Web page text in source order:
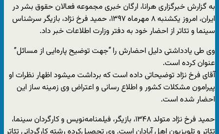
به گزارش خبرگزاری هرانا، ارگان خبری مجموعه فعالان حقوق بشر در
ایران، امروز یکشنبه ۸ مهر‌ماه ۱۳۹۷، حمید فرخ نژاد، بازیگر سرشناس
سینما و تئاتر از احضار خود به دفتر وزارت اطلاعات خبر داد.
وی طی یادداشتی دلیل احضارش را “جهت توضیح پاره‌ایی از مسائل”
عنوان کرده است.
آقای فرخ نژاد توضیحاتی داده است که برداشت میشود اظهار نظرات او
پیرامون مشکلات کشور و اطلاع رسانی و اعتراض وی زمینه ساز این
احضار شده است.
حمید فرخ نژاد متولد ۱۳۴۸، بازیگر، فیلمنامه‌نویس و کارگردان سینما،